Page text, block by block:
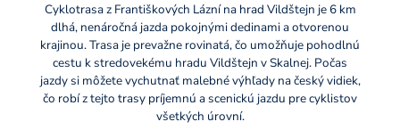
Cyklotrasa z Františkových Lázní na hrad Vildštejn je 6 km
dlhá, nenáročná jazda pokojnými dedinami a otvorenou
krajinou. Trasa je prevažne rovinatá, čo umožňuje pohodlnú
cestu k stredovekému hradu Vildštejn v Skalnej. Počas
jazdy si môžete vychutnať malebné výhľady na český vidiek,
čo robí z tejto trasy príjemnú a scenickú jazdu pre cyklistov
všetkých úrovní.